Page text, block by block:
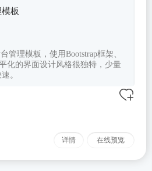
板
管理模板，使用Bootstrap框架、
化的界面设计风格很独特，少量
。
详情 在线预览